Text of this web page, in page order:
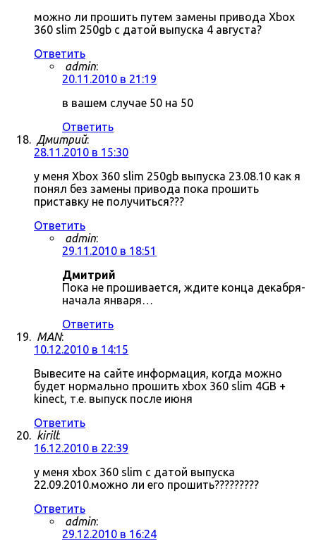
можно ли прошить путем замены привода Xbox
360 slim 250gb с датой выпуска 4 августа?
Ответить
admin:
20.11.2010 в 21:19
в вашем случае 50 на 50
Ответить
Дмитрий:
28.11.2010 в 15:30
у меня Xbox 360 slim 250gb выпуска 23.08.10 как я
понял без замены привода пока прошить
приставку не получиться???
Ответить
admin:
29.11.2010 в 18:51
Дмитрий
Пока не прошивается, ждите конца декабря-
начала января…
Ответить
MAN:
10.12.2010 в 14:15
Вывесите на сайте информация, когда можно
будет нормально прошить xbox 360 slim 4GB +
kinect, т.е. выпуск после июня
Ответить
kirill:
16.12.2010 в 22:39
у меня xbox 360 slim с датой выпуска
22.09.2010.можно ли его прошить?????????
Ответить
admin:
29.12.2010 в 16:24